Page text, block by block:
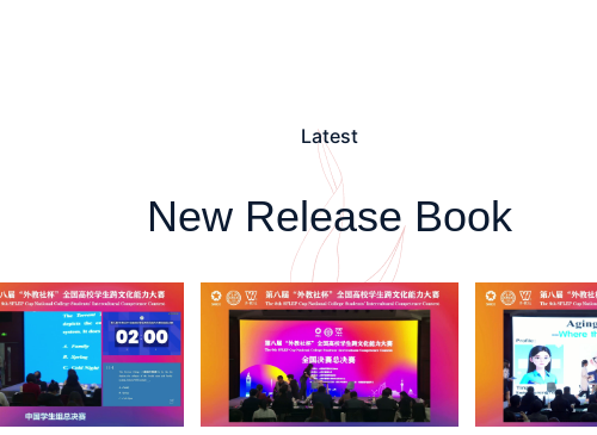
Latest
New Release Book